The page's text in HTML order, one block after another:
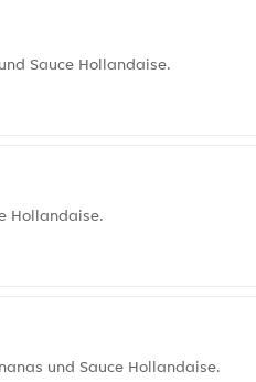
Sauce Hollandaise.
Hollandaise.
und Sauce Hollandaise.